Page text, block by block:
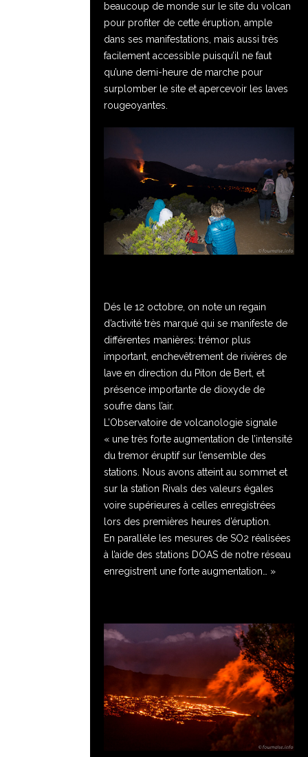
beaucoup de monde sur le site du volcan
pour profiter de cette éruption, ample
dans ses manifestations, mais aussi très
facilement accessible puisqu’il ne faut
qu’une demi-heure de marche pour
surplomber le site et apercevoir les laves
rougeoyantes.
Dés le 12 octobre, on note un regain
d’activité très marqué qui se manifeste de
différentes manières: trémor plus
important, enchevêtrement de rivières de
lave en direction du Piton de Bert, et
présence importante de dioxyde de
soufre dans l’air.
L’Observatoire de volcanologie signale
« une très forte augmentation de l’intensité
du tremor éruptif sur l’ensemble des
stations. Nous avons atteint au sommet et
sur la station Rivals des valeurs égales
voire supérieures à celles enregistrées
lors des premières heures d’éruption.
En parallèle les mesures de SO2 réalisées
à l’aide des stations DOAS de notre réseau
enregistrent une forte augmentation… »